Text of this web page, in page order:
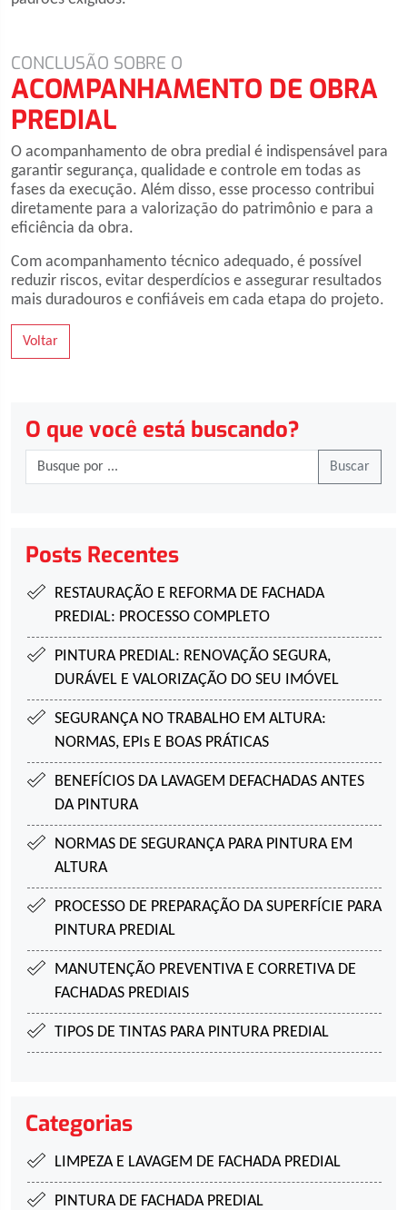
CONCLUSÃO SOBRE O
ACOMPANHAMENTO DE OBRA
PREDIAL
O acompanhamento de obra predial é indispensável para
garantir segurança, qualidade e controle em todas as
fases da execução. Além disso, esse processo contribui
diretamente para a valorização do patrimônio e para a
eficiência da obra.
Com acompanhamento técnico adequado, é possível
reduzir riscos, evitar desperdícios e assegurar resultados
mais duradouros e confiáveis em cada etapa do projeto.
Voltar
O que você está buscando?
Buscar
Posts Recentes
RESTAURAÇÃO E REFORMA DE FACHADA
PREDIAL: PROCESSO COMPLETO
PINTURA PREDIAL: RENOVAÇÃO SEGURA,
DURÁVEL E VALORIZAÇÃO DO SEU IMÓVEL
SEGURANÇA NO TRABALHO EM ALTURA:
NORMAS, EPIs E BOAS PRÁTICAS
BENEFÍCIOS DA LAVAGEM DEFACHADAS ANTES
DA PINTURA
NORMAS DE SEGURANÇA PARA PINTURA EM
ALTURA
PROCESSO DE PREPARAÇÃO DA SUPERFÍCIE PARA
PINTURA PREDIAL
MANUTENÇÃO PREVENTIVA E CORRETIVA DE
FACHADAS PREDIAIS
TIPOS DE TINTAS PARA PINTURA PREDIAL
Categorias
LIMPEZA E LAVAGEM DE FACHADA PREDIAL
PINTURA DE FACHADA PREDIAL